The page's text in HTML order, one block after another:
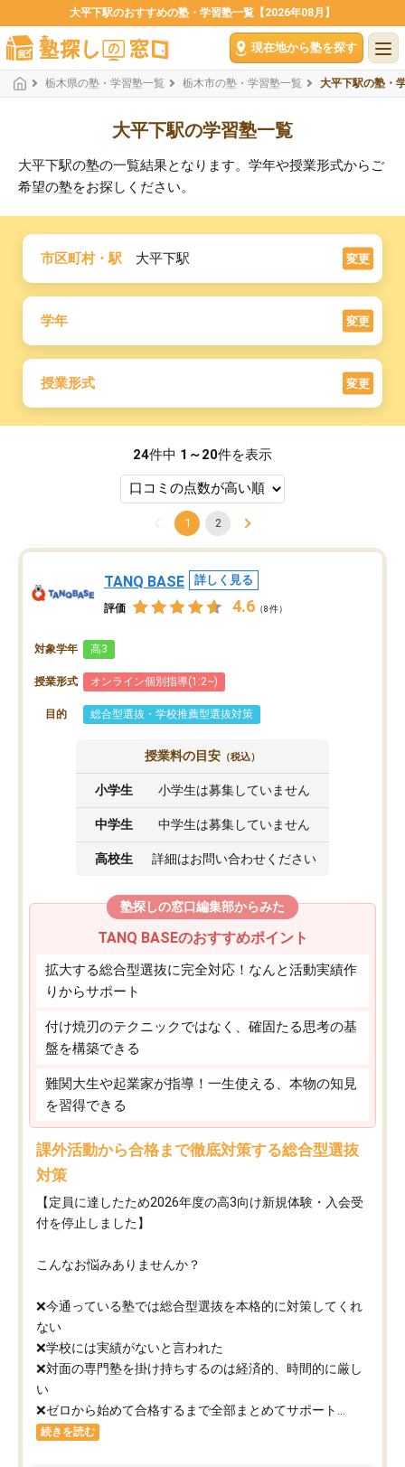
大平下駅のおすすめの塾・学習塾一覧【2026年08月】
現在地から塾を探す
栃木県の塾・学習塾一覧 栃木市の塾・学習塾一覧 大平下駅の塾・
大平下駅の学習塾一覧
大平下駅の塾の一覧結果となります。学年や授業形式からご
希望の塾をお探しください。
市区町村・駅 大平下駅 変更
学年 変更
授業形式 変更
24件中 1～20件を表示
1 2
TANQ BASE 詳しく見る
評価 4.6 （8件）
対象学年 高3
授業形式 オンライン個別指導(1:2~)
目的 総合型選抜・学校推薦型選抜対策
授業料の目安 （税込）
小学生 小学生は募集していません
中学生 中学生は募集していません
高校生 詳細はお問い合わせください
塾探しの窓口編集部からみた
TANQ BASEのおすすめポイント
拡大する総合型選抜に完全対応！なんと活動実績作
りからサポート
付け焼刃のテクニックではなく、確固たる思考の基
盤を構築できる
難関大生や起業家が指導！一生使える、本物の知見
を習得できる
課外活動から合格まで徹底対策する総合型選抜
対策
【定員に達したため2026年度の高3向け新規体験・入会受
付を停止しました】
こんなお悩みありませんか？
❌今通っている塾では総合型選抜を本格的に対策してくれ
ない
❌学校には実績がないと言われた
❌対面の専門塾を掛け持ちするのは経済的、時間的に厳し
い
❌ゼロから始めて合格するまで全部まとめてサポート...
続きを読む